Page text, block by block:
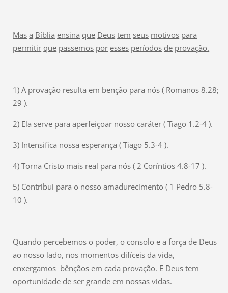
Mas a Bíblia ensina que Deus tem seus motivos para
permitir que passemos por esses períodos de provação.
1) A provação resulta em benção para nós ( Romanos 8.28;
29 ).
2) Ela serve para aperfeiçoar nosso caráter ( Tiago 1.2-4 ).
3) Intensifica nossa esperança ( Tiago 5.3-4 ).
4) Torna Cristo mais real para nós ( 2 Coríntios 4.8-17 ).
5) Contribui para o nosso amadurecimento ( 1 Pedro 5.8-
10 ).
Quando percebemos o poder, o consolo e a força de Deus
ao nosso lado, nos momentos difíceis da vida,
enxergamos bênçãos em cada provação. E Deus tem
oportunidade de ser grande em nossas vidas.